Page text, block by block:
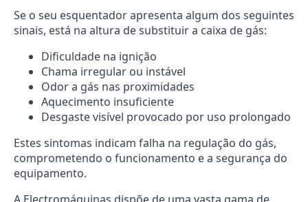
Se o seu esquentador apresenta algum dos seguintes
sinais, está na altura de substituir a caixa de gás:
Dificuldade na ignição
Chama irregular ou instável
Odor a gás nas proximidades
Aquecimento insuficiente
Desgaste visível provocado por uso prolongado
Estes sintomas indicam falha na regulação do gás,
comprometendo o funcionamento e a segurança do
equipamento.